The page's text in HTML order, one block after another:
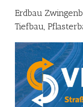
Erdbau
Tiefbau,